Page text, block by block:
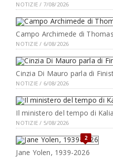
NOTIZIE / 7/08/2026
Campo Archimede di
NOTIZIE / 6/08/2026
Cinzia Di Mauro parla di
NOTIZIE / 6/08/2026
Il ministero del tempo di
NOTIZIE / 5/08/2026
2
Jane Yolen, 1939-2026